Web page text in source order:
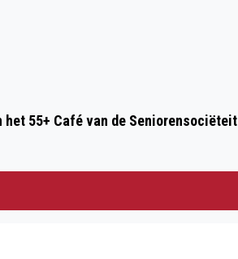
55+ Café van de Seniorensociëteit